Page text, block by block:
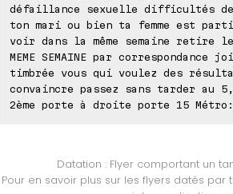
défaillance sexuelle difficultés
ton mari ou bien ta femme est
voir dans la même semaine retire le
MEME SEMAINE par
timbrée vous qui voulez des
convaincre passez sans tarder au 5,
2ème porte à droite porte 15 Métro:
Datation : Flyer comportant un
Pour en savoir plus sur les flyers datés